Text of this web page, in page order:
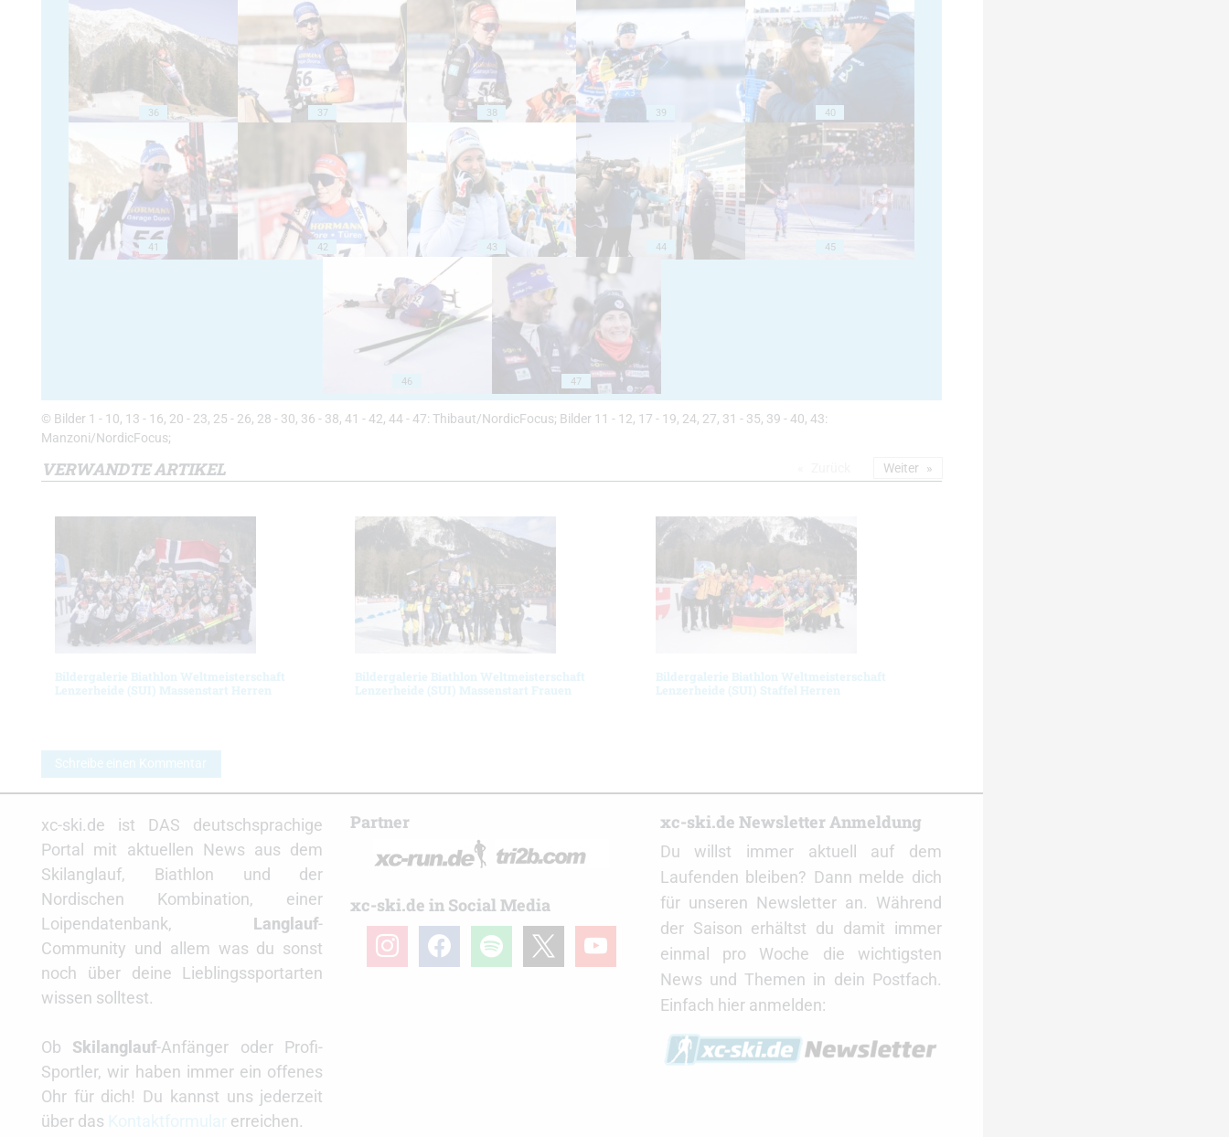
36 37 38 39 40
41 42 43 44 45
46 47
© Bilder 1 - 10, 13 - 16, 20 - 23, 25 - 26, 28 - 30, 36 - 38, 41 - 42, 44 - 47: Thibaut/NordicFocus; Bilder 11 - 12, 17 - 19, 24, 27, 31 - 35, 39 - 40, 43:
Manzoni/NordicFocus;
VERWANDTE ARTIKEL
Bildergalerie Biathlon Weltmeisterschaft
Lenzerheide (SUI) Massenstart Herren
Bildergalerie Biathlon Weltmeisterschaft
Lenzerheide (SUI) Massenstart Frauen
Bildergalerie Biathlon Weltmeisterschaft
Lenzerheide (SUI) Staffel Herren
Weiter
Schreibe einen Kommentar
xc-ski.de ist DAS deutschsprachige
Portal mit aktuellen News aus dem
Skilanglauf, Biathlon und der
Nordischen Kombination, einer
Loipendatenbank, Langlauf-
Community und allem was du sonst
noch über deine Lieblingssportarten
wissen solltest.
Ob Skilanglauf-Anfänger oder Profi-
Sportler, wir haben immer ein offenes
Ohr für dich! Du kannst uns jederzeit
über das
erreichen.
Partner
xc-ski.de in Social Media
instagramfacebookspotify youtube
xc-ski.de Newsletter Anmeldung
Du willst immer aktuell auf dem
Laufenden bleiben? Dann melde dich
für unseren Newsletter an. Während
der Saison erhältst du damit immer
einmal pro Woche die wichtigsten
News und Themen in dein Postfach.
Einfach hier anmelden: